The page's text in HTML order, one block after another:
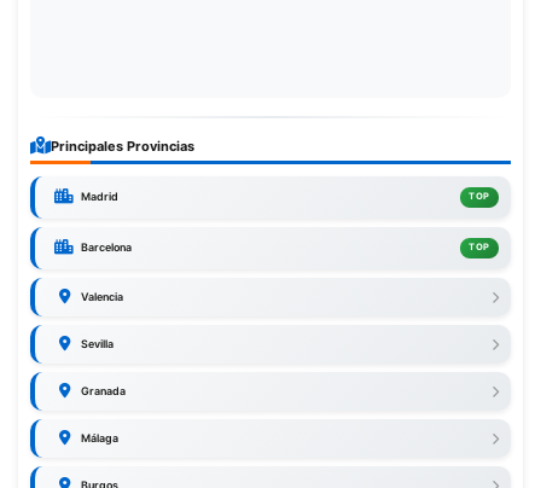
Principales Provincias
Madrid TOP
Barcelona TOP
Valencia
Sevilla
Granada
Málaga
Burgos